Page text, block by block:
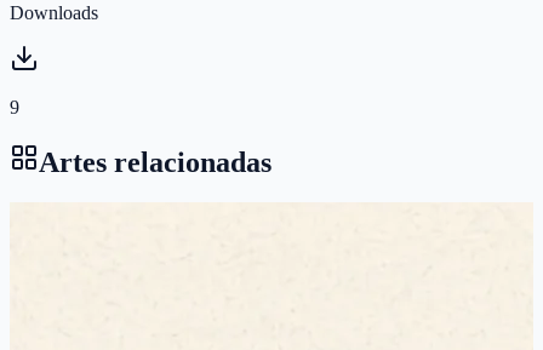
Downloads
9
Artes relacionadas